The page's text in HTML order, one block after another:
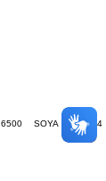
6500 SOYA 9,24